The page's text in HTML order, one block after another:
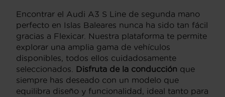
Encontrar el Audi A3 S Line de segunda mano
perfecto en Islas Baleares nunca ha sido tan fácil
gracias a Flexicar. Nuestra plataforma te permite
explorar una amplia gama de vehículos
disponibles, todos ellos cuidadosamente
seleccionados. Disfruta de la conducción que
siempre has deseado con un modelo que
equilibra diseño y funcionalidad, ideal tanto para